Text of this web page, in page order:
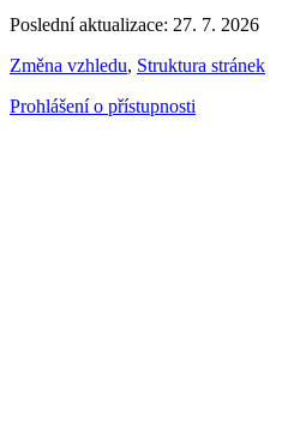
Poslední aktualizace: 27. 7. 2026
Změna vzhledu, Struktura stránek
Prohlášení o přístupnosti